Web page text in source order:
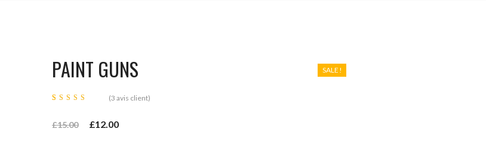
SALE!
PAINT GUNS
sur 5
basé
(3 avis client)
£15.00 £12.00